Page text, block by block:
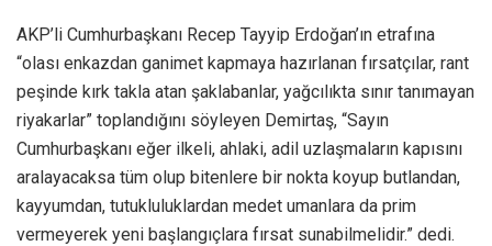
AKP’li Cumhurbaşkanı Recep Tayyip Erdoğan’ın etrafına
“olası enkazdan ganimet kapmaya hazırlanan fırsatçılar, rant
peşinde kırk takla atan şaklabanlar, yağcılıkta sınır tanımayan
riyakarlar” toplandığını söyleyen Demirtaş, “Sayın
Cumhurbaşkanı eğer ilkeli, ahlaki, adil uzlaşmaların kapısını
aralayacaksa tüm olup bitenlere bir nokta koyup butlandan,
kayyumdan, tutukluluklardan medet umanlara da prim
vermeyerek yeni başlangıçlara fırsat sunabilmelidir.” dedi.